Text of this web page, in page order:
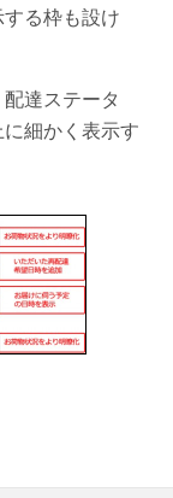
る枠も設け
達ステータ
細かく表示す